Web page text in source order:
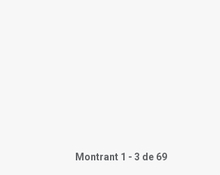
Montrant 1 - 3 de 69